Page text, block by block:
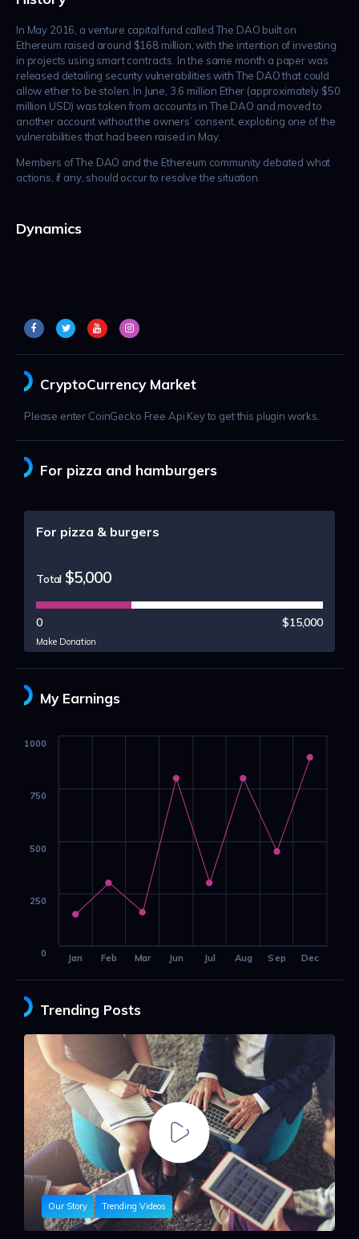
In May 2016, a venture capital fund called The DAO built on
Ethereum raised around $168 million, with the intention of investing
in projects using smart contracts. In the same month a paper was
released detailing security vulnerabilities with The DAO that could
allow ether to be stolen. In June, 3.6 million Ether (approximately $50
million USD) was taken from accounts in The DAO and moved to
another account without the owners’ consent, exploiting one of the
vulnerabilities that had been raised in May.
Members of The DAO and the Ethereum community debated what
actions, if any, should occur to resolve the situation.
Dynamics
CryptoCurrency Market
Please enter CoinGecko Free Api Key to get this plugin works.
For pizza and hamburgers
For pizza & burgers
Total $5,000
0 $15,000
Make Donation
My Earnings
Jan Feb Mar Jun Jul Aug Sep Dec
0
250
500
750
1000
Trending Posts
Our Story Trending Videos